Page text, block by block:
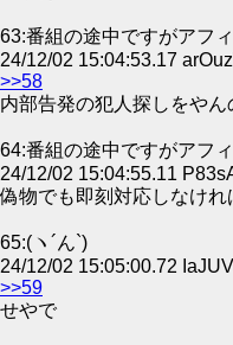
63:番組の途中ですがアフ
24/12/02 15:04:53.17
>>58
内部告発の犯人探しをやん
64:番組の途中ですがアフ
24/12/02 15:04:55.11
偽物でも即刻対応しなけ
65:(ヽ´ん`)
24/12/02 15:05:00.72
>>59
せやで